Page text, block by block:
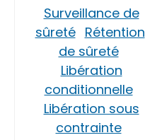
Surveillance de
sûreté Rétention
de sûreté
Libération
conditionnelle
Libération sous
contrainte